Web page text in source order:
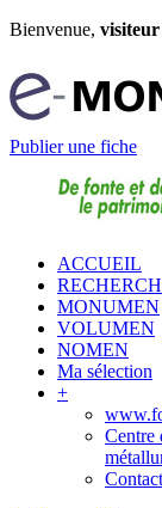
Bienvenue, visiteur
Publier une fiche
ACCUEIL
MONUMEN
VOLUMEN
NOMEN
Ma sélection
+
Centre
Contact